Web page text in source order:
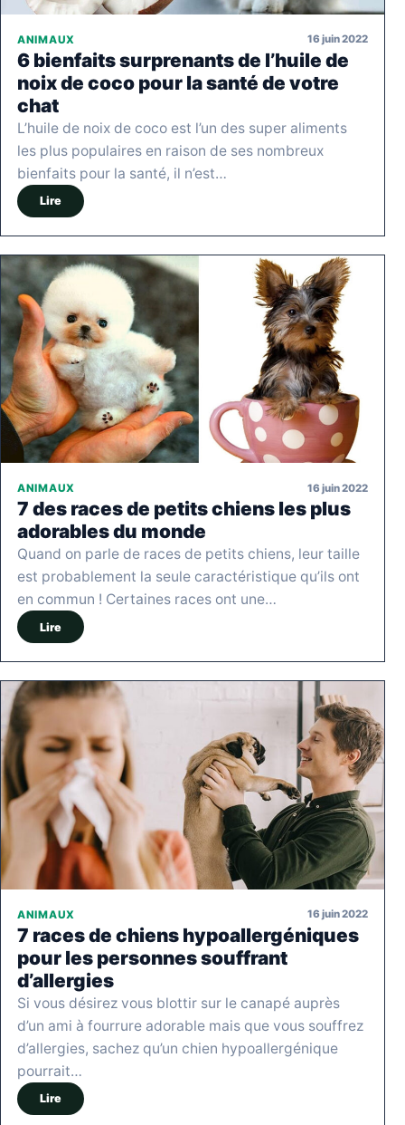
ANIMAUX 16 juin 2022
6 bienfaits surprenants de l’huile de
noix de coco pour la santé de votre
chat
L’huile de noix de coco est l’un des super aliments
les plus populaires en raison de ses nombreux
bienfaits pour la santé, il n’est…
Lire
ANIMAUX 16 juin 2022
7 des races de petits chiens les plus
adorables du monde
Quand on parle de races de petits chiens, leur taille
est probablement la seule caractéristique qu’ils ont
en commun ! Certaines races ont une…
Lire
ANIMAUX 16 juin 2022
7 races de chiens hypoallergéniques
pour les personnes souffrant
d’allergies
Si vous désirez vous blottir sur le canapé auprès
d’un ami à fourrure adorable mais que vous souffrez
d’allergies, sachez qu’un chien hypoallergénique
pourrait…
Lire